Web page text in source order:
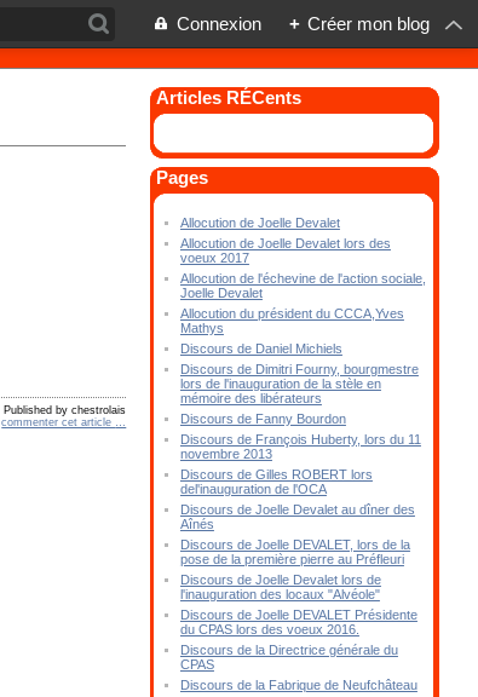
Connexion + Créer mon blog
Published by chestrolais
commenter cet article
Articles RÉCents
Pages
Allocution de Joelle Devalet
Allocution de Joelle Devalet lors des
voeux 2017
Allocution de l'échevine de l'action sociale,
Joelle Devalet
Allocution du président du CCCA,Yves
Mathys
Discours de Daniel Michiels
Discours de Dimitri Fourny, bourgmestre
lors de l'inauguration de la stèle en
mémoire des libérateurs
Discours de Fanny Bourdon
Discours de François Huberty, lors du 11
novembre 2013
Discours de Gilles ROBERT lors
del'inauguration de l'OCA
Discours de Joelle Devalet au dîner des
Aînés
Discours de Joelle DEVALET, lors de la
pose de la première pierre au Préfleuri
Discours de Joelle Devalet lors de
l'inauguration des locaux "Alvéole"
Discours de Joelle DEVALET Présidente
du CPAS lors des voeux 2016.
Discours de la Directrice générale du
CPAS
Discours de la Fabrique de Neufchâteau